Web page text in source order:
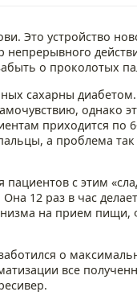
Это устройство
непрерывного
о проколотых
сахарны
однако
приходится по
а проблема
с этим
12 раз в час
на прием пищи,
о
все